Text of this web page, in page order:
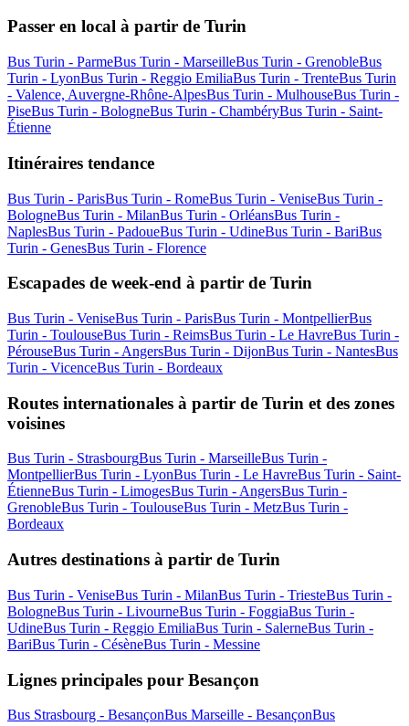
Passer en local à partir de Turin
Bus Turin - ParmeBus Turin - MarseilleBus Turin - GrenobleBus
Turin - LyonBus Turin - Reggio EmiliaBus Turin - TrenteBus Turin
- Valence, Auvergne-Rhône-AlpesBus Turin - MulhouseBus Turin -
PiseBus Turin - BologneBus Turin - ChambéryBus Turin - Saint-
Étienne
Itinéraires tendance
Bus Turin - ParisBus Turin - RomeBus Turin - VeniseBus Turin -
BologneBus Turin - MilanBus Turin - OrléansBus Turin -
NaplesBus Turin - PadoueBus Turin - UdineBus Turin - BariBus
Turin - GenesBus Turin - Florence
Escapades de week-end à partir de Turin
Bus Turin - VeniseBus Turin - ParisBus Turin - MontpellierBus
Turin - ToulouseBus Turin - ReimsBus Turin - Le HavreBus Turin -
PérouseBus Turin - AngersBus Turin - DijonBus Turin - NantesBus
Turin - VicenceBus Turin - Bordeaux
Routes internationales à partir de Turin et des zones
voisines
Bus Turin - StrasbourgBus Turin - MarseilleBus Turin -
MontpellierBus Turin - LyonBus Turin - Le HavreBus Turin - Saint-
ÉtienneBus Turin - LimogesBus Turin - AngersBus Turin -
GrenobleBus Turin - ToulouseBus Turin - MetzBus Turin -
Bordeaux
Autres destinations à partir de Turin
Bus Turin - VeniseBus Turin - MilanBus Turin - TriesteBus Turin -
BologneBus Turin - LivourneBus Turin - FoggiaBus Turin -
UdineBus Turin - Reggio EmiliaBus Turin - SalerneBus Turin -
BariBus Turin - CésèneBus Turin - Messine
Lignes principales pour Besançon
Bus Strasbourg - BesançonBus Marseille - BesançonBus